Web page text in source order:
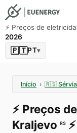
⚡️ Preços de
2026
🇵🇹PT▾
Início › 🇷🇸 Sérvia
⚡️ Preços
Kraljevo RS ⚡️